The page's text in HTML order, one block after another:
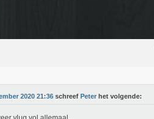
2020 21:36 schreef Peter het volgende: